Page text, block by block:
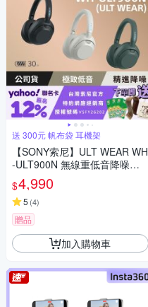
送 300元 帆布袋 耳機架
【SONY索尼】ULT WEAR WH
-ULT900N 無線重低音降噪耳
機 (公司貨 保固12個月)
$4,990
5 (4)
贈品
加入購物車